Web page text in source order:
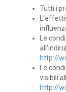
Tutti i
Le
http://
Le
visibili
http://